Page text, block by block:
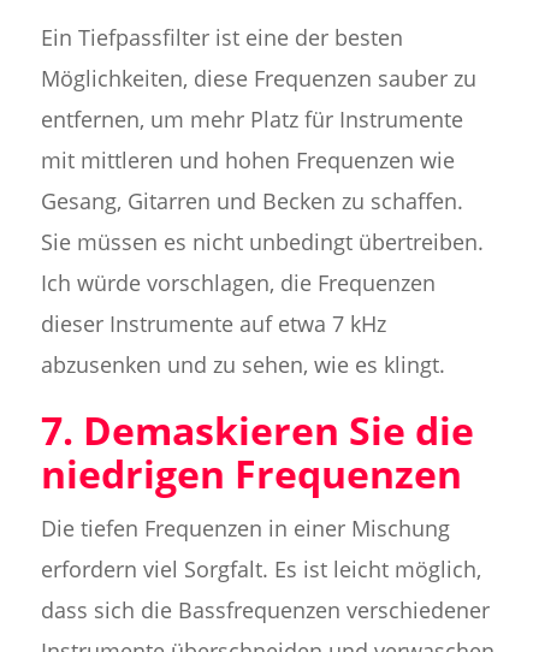
Ein Tiefpassfilter ist eine der besten
Möglichkeiten, diese Frequenzen sauber zu
entfernen, um mehr Platz für Instrumente
mit mittleren und hohen Frequenzen wie
Gesang, Gitarren und Becken zu schaffen.
Sie müssen es nicht unbedingt übertreiben.
Ich würde vorschlagen, die Frequenzen
dieser Instrumente auf etwa 7 kHz
abzusenken und zu sehen, wie es klingt.
7. Demaskieren Sie die
niedrigen Frequenzen
Die tiefen Frequenzen in einer Mischung
erfordern viel Sorgfalt. Es ist leicht möglich,
dass sich die Bassfrequenzen verschiedener